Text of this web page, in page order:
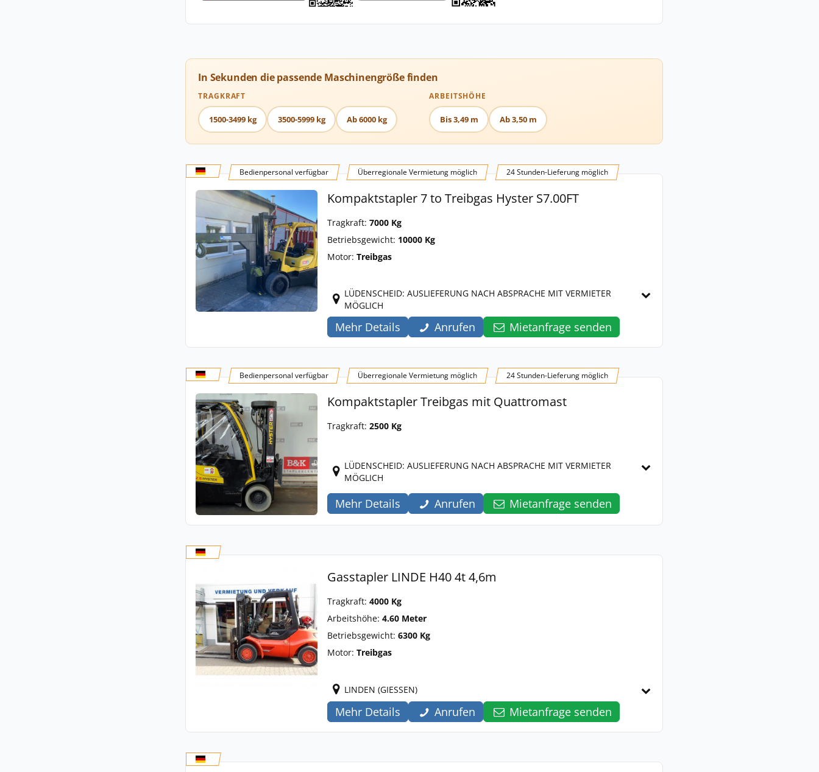
In Sekunden die passende Maschinengröße finden
TRAGKRAFT
1500-3499 kg 3500-5999 kg Ab 6000 kg
ARBEITSHÖHE
Bis 3,49 m Ab 3,50 m
Bedienpersonal verfügbar Überregionale Vermietung möglich 24 Stunden-Lieferung möglich
Kompaktstapler 7 to Treibgas Hyster S7.00FT
Tragkraft: 7000 Kg
Betriebsgewicht: 10000 Kg
Motor: Treibgas
LÜDENSCHEID: AUSLIEFERUNG NACH ABSPRACHE MIT VERMIETER
MÖGLICH
Mehr Details Anrufen Mietanfrage senden
Bedienpersonal verfügbar Überregionale Vermietung möglich 24 Stunden-Lieferung möglich
Kompaktstapler Treibgas mit Quattromast
Tragkraft: 2500 Kg
LÜDENSCHEID: AUSLIEFERUNG NACH ABSPRACHE MIT VERMIETER
MÖGLICH
Mehr Details Anrufen Mietanfrage senden
Gasstapler LINDE H40 4t 4,6m
Tragkraft: 4000 Kg
Arbeitshöhe: 4.60 Meter
Betriebsgewicht: 6300 Kg
Motor: Treibgas
LINDEN (GIESSEN)
Mehr Details Anrufen Mietanfrage senden